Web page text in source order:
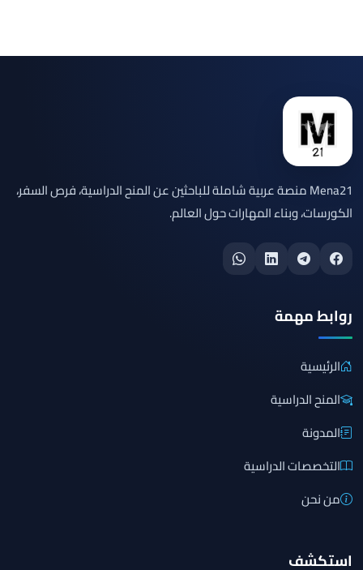
Mena21 منصة عربية شاملة للباحثين عن المنح الدراسية، فرص السفر،
الكورسات، وبناء المهارات حول العالم.
روابط مهمة
الرئيسية
المنح الدراسية
المدونة
التخصصات الدراسية
من نحن
استكشف